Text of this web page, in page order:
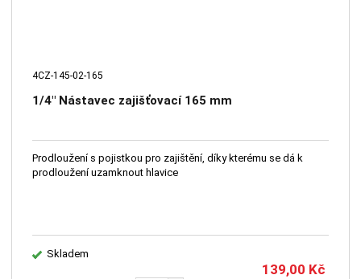
4CZ-145-02-165
1/4" Nástavec zajišťovací 165 mm
Prodloužení s pojistkou pro zajištění, díky kterému se dá k
prodloužení uzamknout hlavice
Skladem
139,00 Kč